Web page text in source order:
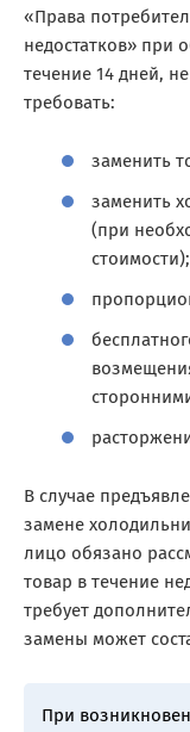
«Права
недостатков» при
течение 14 дней,
требовать:
заменить
заменить
(при
стоимости);
В случае
замене
лицо обязано
товар в течение
требует
замены может
При